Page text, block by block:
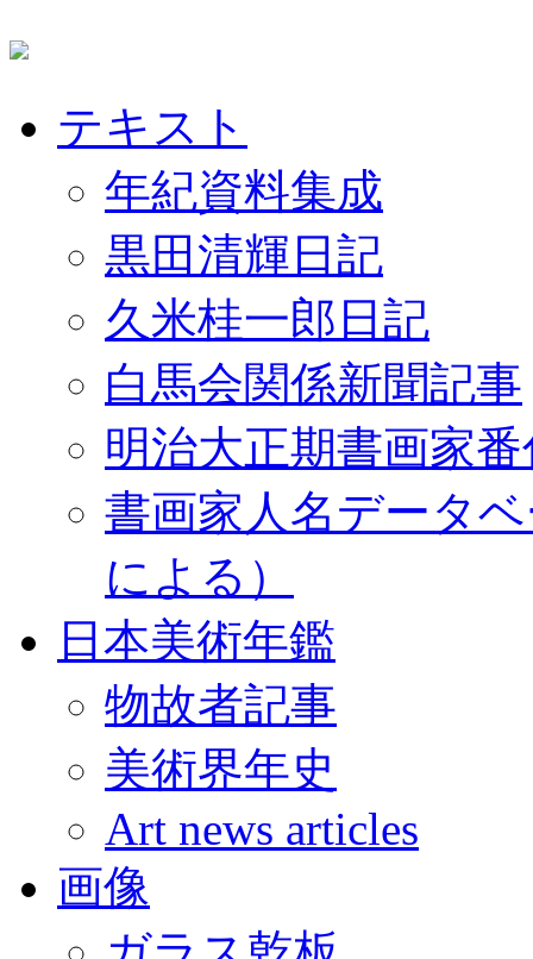
テキスト
年紀資料集成
黒田清輝日記
久米桂一郎日記
白馬会関係新聞記事
明治大正期書画家
書画家人名データ
による）
日本美術年鑑
物故者記事
美術界年史
Art news articles
画像